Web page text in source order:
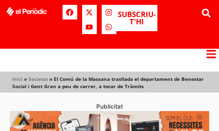
SUBSCRIU-
T'HI
Inici » Societat » El Comú de la Massana trasllada el departament de Benestar
Social i Gent Gran a peu de carrer, a tocar de Tràmits
Publicitat